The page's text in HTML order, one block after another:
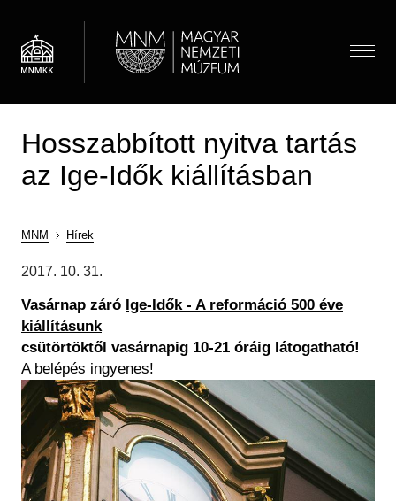
tartalomra
Menü
Menü
Látogatóknak
Hírek
Jegyárak
Önálló felfedezés
Csoportos látogatás
Családoknak
Vasúti kedvezmény
Kiállítások és programok
Gyerekek
Családok
Felnőttek
Pedagógusok
Múzeum
Almenü megnyitása
Múzeumi élet / Rólunk
Önkéntesség
Iskolai közösségi szolgálat
OMMIK
Régészet
Tagintézmények
Felnőttképzés
Közérdekű adatok
Gyűjtemények
Almenü megnyitása
Régészeti Tár
Újkori Főosztály
Modernkori Főosztály
Képcsarnok
Történeti Fényképtár
Éremtár
Adattár
Keresés
HU EN
Hosszabbított nyitva tartás
az Ige-Idők kiállításban
Morzsa
MNM Hírek
2017. 10. 31.
Vasárnap záró Ige-Idők - A reformáció 500 éve
kiállításunk
csütörtöktől vasárnapig 10-21 óráig látogatható!
A belépés ingyenes!
Kép